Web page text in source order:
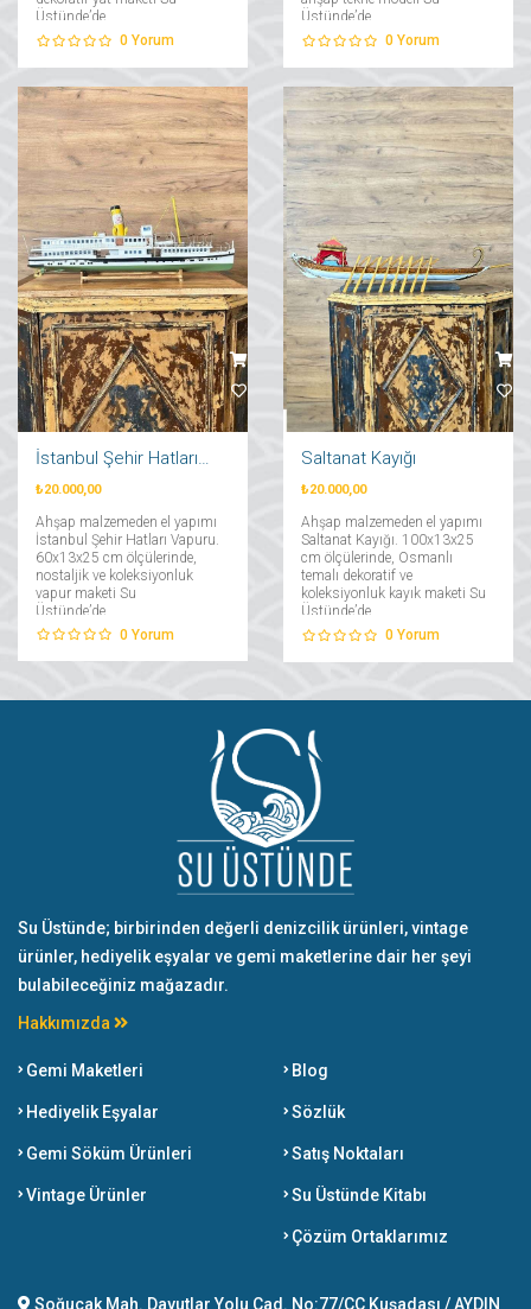
Üstünde’de....
0 Yorum
Üstünde’de....
0 Yorum
₺20.000,00
Ahşap malzemeden el yapımı
İstanbul Şehir Hatları Vapuru.
60x13x25 cm ölçülerinde,
nostaljik ve koleksiyonluk
vapur maketi Su
Üstünde’de....
0 Yorum
Saltanat Kayığı
₺20.000,00
Ahşap malzemeden el yapımı
Saltanat Kayığı. 100x13x25
cm ölçülerinde, Osmanlı
temalı dekoratif ve
koleksiyonluk kayık maketi Su
Üstünde’de....
0 Yorum
Su Üstünde; birbirinden değerli denizcilik ürünleri, vintage
ürünler, hediyelik eşyalar ve gemi maketlerine dair her şeyi
bulabileceğiniz mağazadır.
Hakkımızda
Gemi Maketleri
Hediyelik Eşyalar
Gemi Söküm Ürünleri
Vintage Ürünler
Blog
Sözlük
Satış Noktaları
Su Üstünde Kitabı
Çözüm Ortaklarımız
Soğucak Mah. Davutlar Yolu Cad. No:77/CC Kuşadası / AYDIN